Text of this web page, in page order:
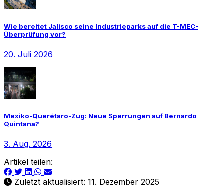
Wie bereitet Jalisco seine Industrieparks auf die T-MEC-
Überprüfung vor?
20. Juli 2026
Mexiko-Querétaro-Zug: Neue Sperrungen auf Bernardo
Quintana?
3. Aug. 2026
Artikel teilen:
Zuletzt aktualisiert: 11. Dezember 2025